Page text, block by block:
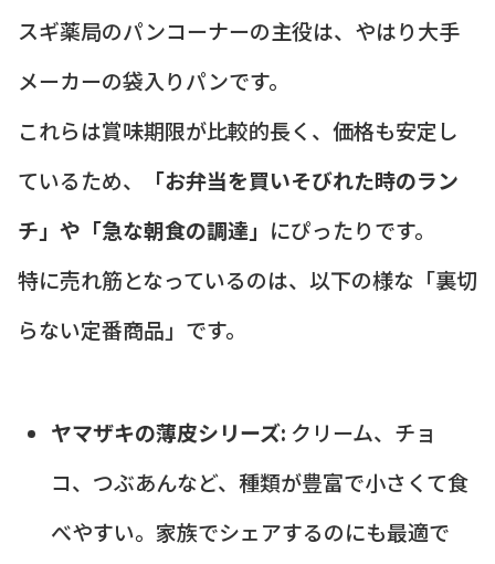
スギ薬局のパンコーナーの主役は、やはり大手
メーカーの袋入りパンです。
これらは賞味期限が比較的長く、価格も安定し
ているため、
「お弁当を買いそびれた時のラン
チ」や「急な朝食の調達」 にぴったりです。
特に売れ筋となっているのは、以下の様な「裏切
らない定番商品」です。
ヤマザキの薄皮シリーズ: クリーム、チョ
コ、つぶあんなど、種類が豊富で小さくて食
べやすい。家族でシェアするのにも最適で